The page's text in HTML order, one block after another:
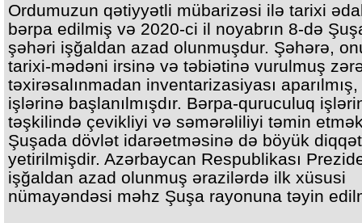
Ordumuzun qətiyyətli mübarizəsi ilə tarixi
bərpa edilmiş və 2020-ci il noyabrın 8-də
şəhəri işğaldan azad olunmuşdur. Şəhərə,
tarixi-mədəni irsinə və təbiətinə vurulmuş
təxirəsalınmadan inventarizasiyası
işlərinə başlanılmışdır. Bərpa-quruculuq
təşkilində çevikliyi və səmərəliliyi təmin
Şuşada dövlət idarəetməsinə də böyük diqqət
yetirilmişdir. Azərbaycan Respublikası
işğaldan azad olunmuş ərazilərdə ilk xüsusi
nümayəndəsi məhz Şuşa rayonuna təyin